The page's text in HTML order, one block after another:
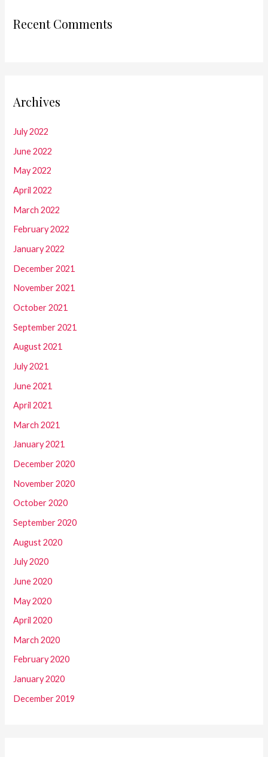
Recent Comments
Archives
July 2022
June 2022
May 2022
April 2022
March 2022
February 2022
January 2022
December 2021
November 2021
October 2021
September 2021
August 2021
July 2021
June 2021
April 2021
March 2021
January 2021
December 2020
November 2020
October 2020
September 2020
August 2020
July 2020
June 2020
May 2020
April 2020
March 2020
February 2020
January 2020
December 2019